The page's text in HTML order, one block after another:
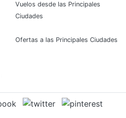
Vuelos desde las Principales
Ciudades
Ofertas a las Principales Ciudades